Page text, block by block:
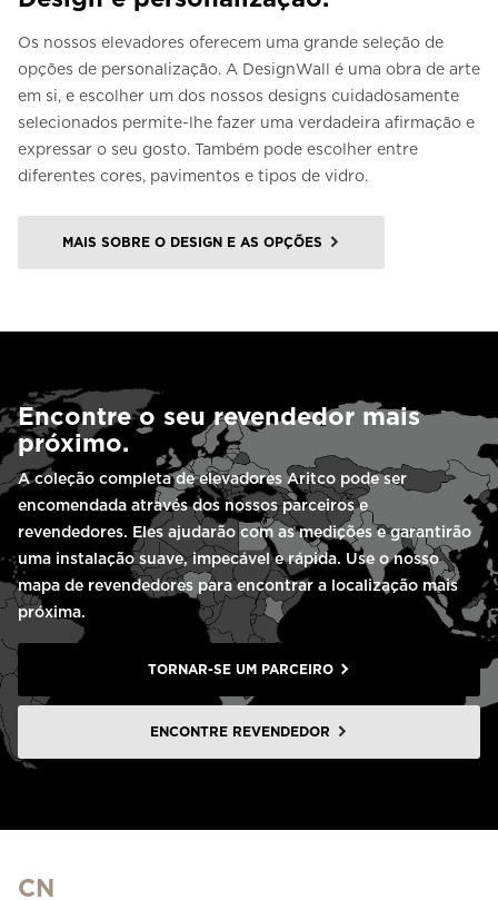
Os nossos elevadores oferecem uma grande seleção de
opções de personalização. A DesignWall é uma obra de arte
em si, e escolher um dos nossos designs cuidadosamente
selecionados permite-lhe fazer uma verdadeira afirmação e
expressar o seu gosto. Também pode escolher entre
diferentes cores, pavimentos e tipos de vidro.
MAIS SOBRE O DESIGN E AS OPÇÕES
Encontre o seu revendedor mais
próximo.
A coleção completa de elevadores Aritco pode ser
encomendada através dos nossos parceiros e
revendedores. Eles ajudarão com as medições e garantirão
uma instalação suave, impecável e rápida. Use o nosso
mapa de revendedores para encontrar a localização mais
próxima.
TORNAR-SE UM PARCEIRO
ENCONTRE REVENDEDOR
CN